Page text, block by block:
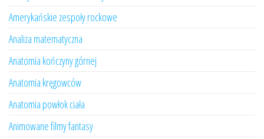
Amerykańskie zespoły rockowe
Analiza matematyczna
Anatomia kończyny górnej
Anatomia kręgowców
Anatomia powłok ciała
Animowane filmy fantasy